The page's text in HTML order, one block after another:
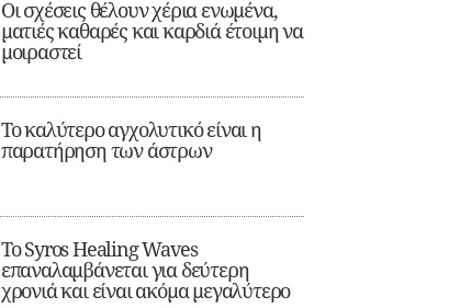
Οι σχέσεις θέλουν χέρια ενωμένα,
ματιές καθαρές και καρδιά έτοιμη να
μοιραστεί
Το καλύτερο αγχολυτικό είναι η
παρατήρηση των άστρων
Το Syros Healing Waves
επαναλαμβάνεται για δεύτερη
χρονιά και είναι ακόμα μεγαλύτερο